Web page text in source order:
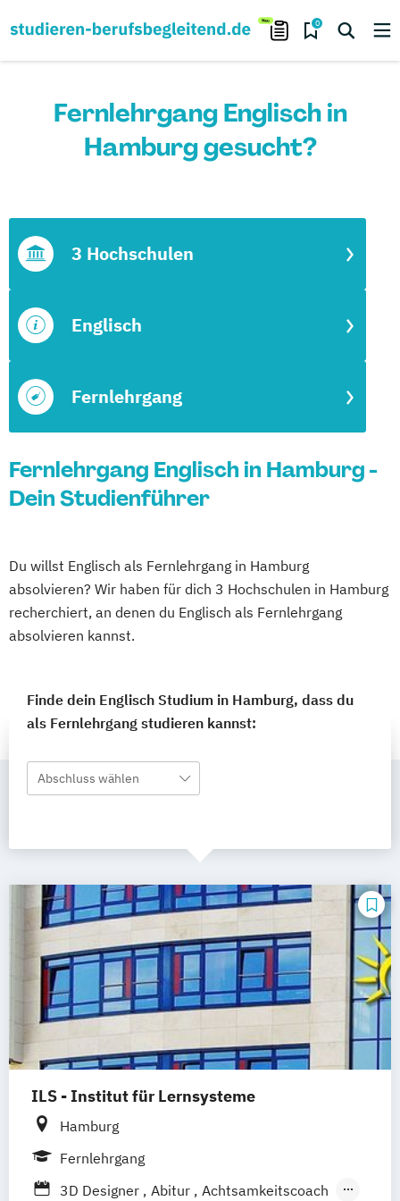
0
Fernlehrgang Englisch in
Hamburg gesucht?
Fernlehrgang
Englisch
3 Hochschulen
Fernlehrgang Englisch in Hamburg -
Dein Studienführer
Du willst Englisch als Fernlehrgang in Hamburg
absolvieren? Wir haben für dich 3 Hochschulen in Hamburg
recherchiert, an denen du Englisch als Fernlehrgang
absolvieren kannst.
Finde dein Englisch Studium in Hamburg, dass du
als Fernlehrgang studieren kannst:
Abschluss wählen
ILS - Institut für Lernsysteme
Hamburg
Fernlehrgang
3D Designer
Abitur
Achtsamkeitscoach